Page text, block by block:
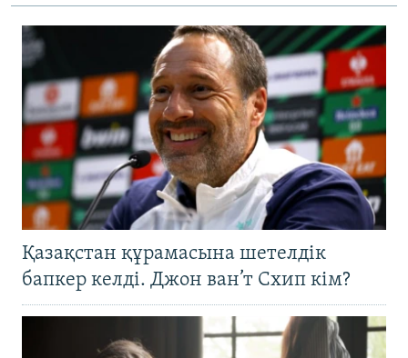
Қазақстан құрамасына шетелдік
бапкер келді. Джон ван’т Схип кім?